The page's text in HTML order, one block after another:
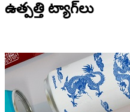
ఉత్పత్తి ట్యాగ్‌లు